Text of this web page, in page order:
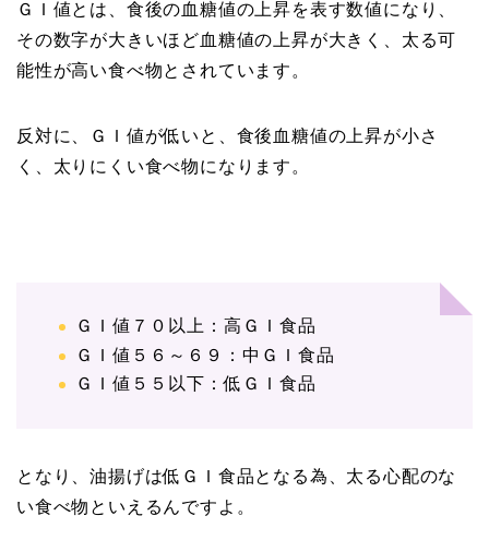
ＧＩ値とは、食後の血糖値の上昇を表す数値になり、
その数字が大きいほど血糖値の上昇が大きく、太る可
能性が高い食べ物とされています。
反対に、ＧＩ値が低いと、食後血糖値の上昇が小さ
く、太りにくい食べ物になります。
ＧＩ値７０以上：高ＧＩ食品
ＧＩ値５６～６９：中ＧＩ食品
ＧＩ値５５以下：低ＧＩ食品
となり、油揚げは低ＧＩ食品となる為、太る心配のな
い食べ物といえるんですよ。